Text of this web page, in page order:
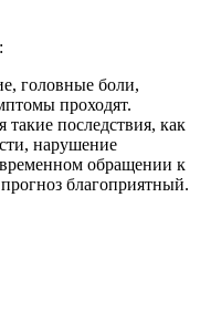
головные боли,
проходят.
такие последствия, как
нарушение
обращении к
благоприятный.